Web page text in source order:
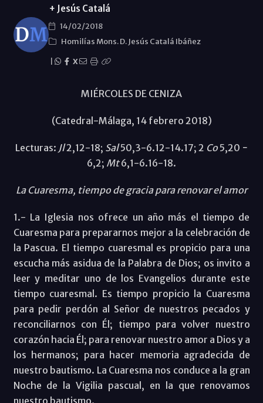
+ Jesús Catalá
14/02/2018
Homilías Mons. D. Jesús Catalá Ibáñez
X
MIÉRCOLES DE CENIZA
(Catedral-Málaga, 14 febrero 2018)
Lecturas: Jl2,12-18; Sal50,3-6.12-14.17; 2 Co5,20 −
6,2; Mt6,1-6.16-18.
La Cuaresma, tiempo de gracia para renovar el amor
1.- La Iglesia nos ofrece un año más el tiempo de
Cuaresma para prepararnos mejor a la celebración de
la Pascua. El tiempo cuaresmal es propicio para una
escucha más asidua de la Palabra de Dios; os invito a
leer y meditar uno de los Evangelios durante este
tiempo cuaresmal. Es tiempo propicio la Cuaresma
para pedir perdón al Señor de nuestros pecados y
reconciliarnos con Él; tiempo para volver nuestro
corazón hacia Él; para renovar nuestro amor a Dios y a
los hermanos; para hacer memoria agradecida de
nuestro bautismo. La Cuaresma nos conduce a la gran
Noche de la Vigilia pascual, en la que renovamos
nuestro bautismo.